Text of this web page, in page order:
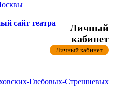
сайт театра
Глебовых-Стрешневых
Личный
кабинет
Личный кабинет